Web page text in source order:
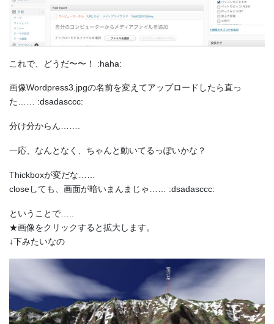
これで、どうだ〜〜！ :haha:
画像Wordpress3.jpgの名前を変えてアップロードしたら直っ
た…… :dsadasccc:
分け分からん…….
一応、なんとなく、ちゃんと動いてるっぽいかな？
Thickboxが変だな……
closeしても、画面が暗いまんまじゃ…… :dsadasccc:
ということで…..
★画像をクリックすると拡大します。
↓下みたいなの